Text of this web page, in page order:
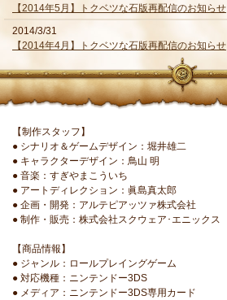
【2014年5月】トクベツな石版再配信のお知らせ
2014/3/31
【2014年4月】トクベツな石版再配信のお知らせ
【制作スタッフ】
● シナリオ＆ゲームデザイン：堀井雄二
● キャラクターデザイン：鳥山 明
● 音楽：すぎやまこういち
● アートディレクション：眞島真太郎
● 企画・開発：アルテピアッツァ株式会社
● 制作・販売：株式会社スクウェア･エニックス
【商品情報】
● ジャンル：ロールプレイングゲーム
● 対応機種：ニンテンドー3DS
● メディア：ニンテンドー3DS専用カード